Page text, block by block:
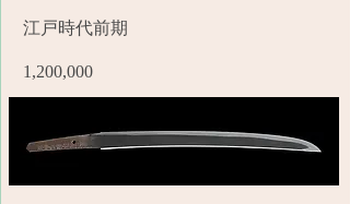
江戸時代前期
1,200,000